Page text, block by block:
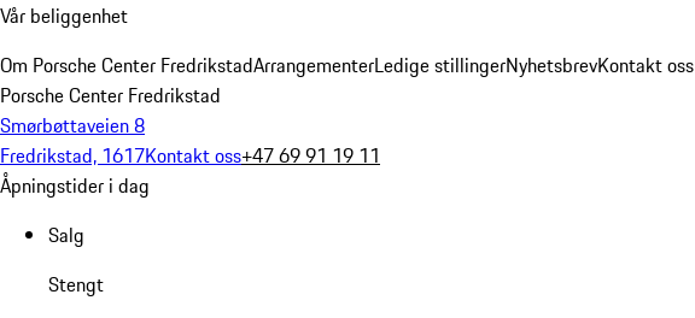
Vår beliggenhet
Om Porsche Center FredrikstadArrangementerLedige stillingerNyhetsbrevKontakt oss
Porsche Center Fredrikstad
Smørbøttaveien 8
Fredrikstad, 1617Kontakt oss+47 69 91 19 11
Åpningstider i dag
Salg
Stengt